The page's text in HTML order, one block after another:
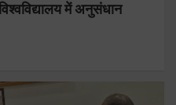
में अनुसंधान